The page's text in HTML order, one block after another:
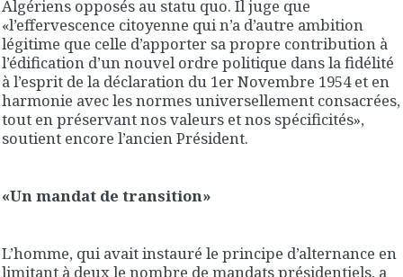
Algériens opposés au statu quo. Il juge que
«l’effervescence citoyenne qui n’a d’autre ambition
légitime que celle d’apporter sa propre contribution à
l’édification d’un nouvel ordre politique dans la fidélité
à l’esprit de la déclaration du 1er Novembre 1954 et en
harmonie avec les normes universellement consacrées,
tout en préservant nos valeurs et nos spécificités»,
soutient encore l’ancien Président.
«Un mandat de transition»
L’homme, qui avait instauré le principe d’alternance en
limitant à deux le nombre de mandats présidentiels, a